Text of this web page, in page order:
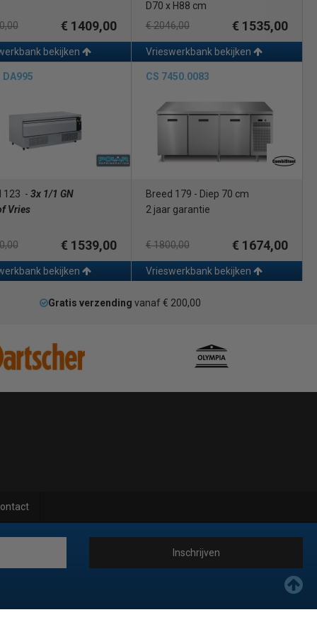
€ 1409,00
bekijken
D70 x H88 cm
€ 2046,00
€ 1535,00
Vrieswerkbank bekijken
DA995
123 - 3x 1/1 GN
Vries
€ 1539,00
bekijken
CS 7450.0083
Breed 179 - Diep 70 cm
2 jaar garantie
€ 1800,00 € 1674,00
Vrieswerkbank bekijken
Gratis verzending vanaf € 200,00
Inschrijven